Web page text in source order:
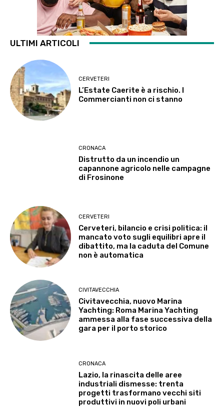
ULTIMI ARTICOLI
CERVETERI
L’Estate Caerite è a rischio. I
Commercianti non ci stanno
CRONACA
Distrutto da un incendio un
capannone agricolo nelle campagne
di Frosinone
CERVETERI
Cerveteri, bilancio e crisi politica: il
mancato voto sugli equilibri apre il
dibattito, ma la caduta del Comune
non è automatica
CIVITAVECCHIA
Civitavecchia, nuovo Marina
Yachting: Roma Marina Yachting
ammessa alla fase successiva della
gara per il porto storico
CRONACA
Lazio, la rinascita delle aree
industriali dismesse: trenta
progetti trasformano vecchi siti
produttivi in nuovi poli urbani